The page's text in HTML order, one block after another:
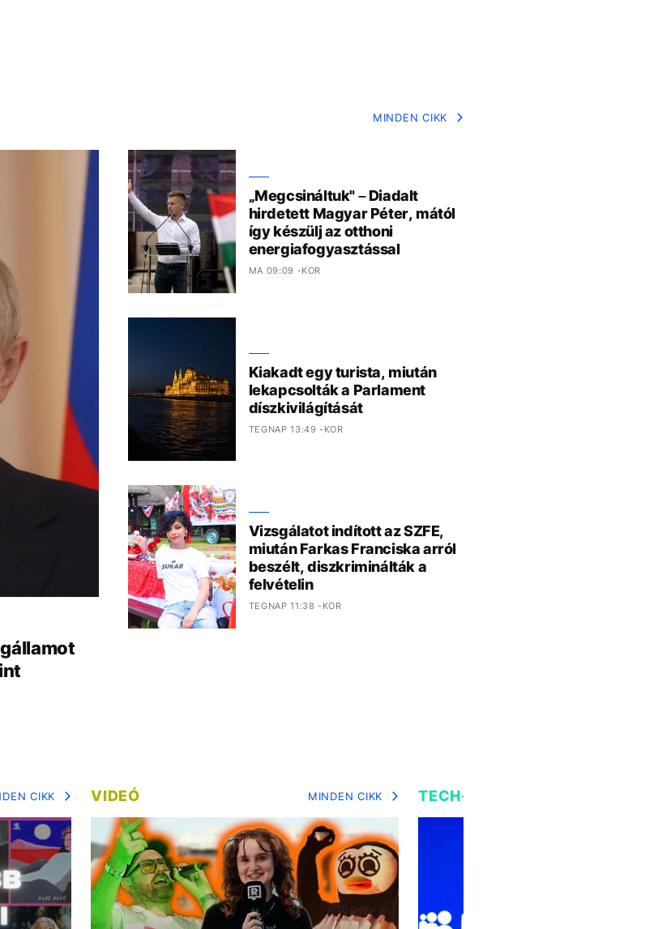
MINDEN CIKK
„Megcsináltuk" – Diadalt
hirdetett Magyar Péter, mától
így készülj az otthoni
energiafogyasztással
MA 09:09 -KOR
Kiakadt egy turista, miután
lekapcsolták a Parlament
díszkivilágítását
TEGNAP 13:49 -KOR
Vizsgálatot indított az SZFE,
miután Farkas Franciska arról
beszélt, diszkriminálták a
felvételin
TEGNAP 11:38 -KOR
CIKK VIDEÓ MINDEN CIKK TECH-TUDOMÁNY